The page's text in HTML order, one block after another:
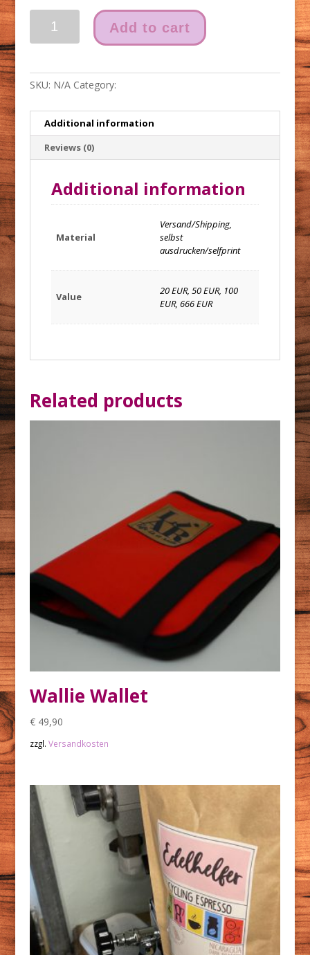
Voucher
Add to cart
SKU: N/A Category:
Additional information
Reviews (0)
Additional information
Material
Versand/Shipping,
selbst
ausdrucken/selfprint
Value
20 EUR, 50 EUR, 100
EUR, 666 EUR
Related products
Wallie Wallet
€49,90
zzgl. Versandkosten